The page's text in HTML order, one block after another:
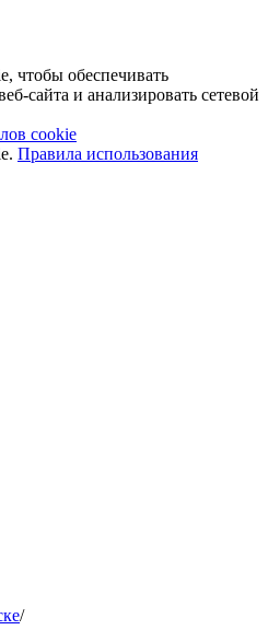
чтобы обеспечивать
сайта и анализировать сетевой
cookie
Правила использования
/